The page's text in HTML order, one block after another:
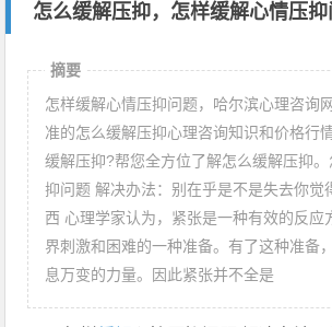
怎么缓解压抑，怎样缓解心情压
摘要
怎样缓解心情压抑问题，哈尔滨心理咨询
准的怎么缓解压抑心理咨询知识和价格行
缓解压抑?帮您全方位了解怎么缓解压抑
抑问题 解决办法：别在乎是不是失去你觉
西 心理学家认为，紧张是一种有效的反应
界刺激和困难的一种准备。有了这种准备
息万变的力量。因此紧张并不全是